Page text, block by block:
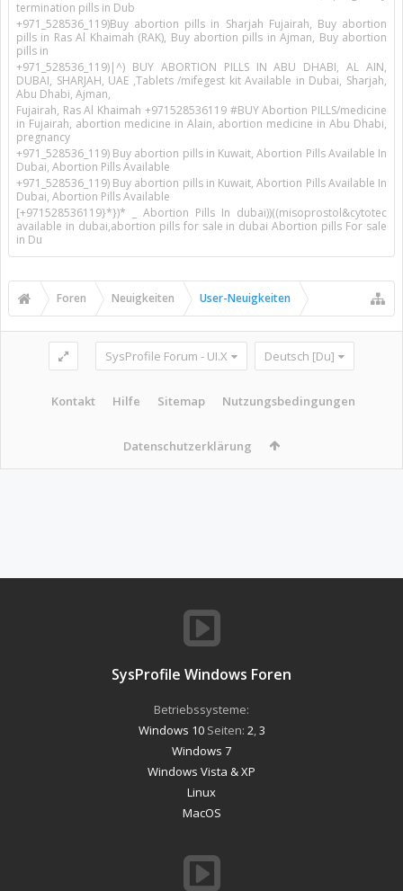
termination pills in Dub
+971_528536_119)Buy abortion pills in Sharjah Fujairah, Buy abortion
pills in Ras Al Khaimah (RAK), Buy abortion pills in Ajman, Buy abortion
pills in
+971_528536_119)|^) BUY ABORTION PILLS IN ABU DHABI, AL AIN,
DUBAI, SHARJAH, UAE ,Tablets /mifegest kit Available in Dubai, Sharjah,
Abu Dhabi, Ajman,
Fujairah, Ras Al Khaimah +971528536119 #BUY Abortion PILLS/medicine
in Fujairah, abortion medicine in Alain, abortion medicine in Abu Dhabi,
pregnancy
+971_528536_119) Buy abortion pills in Kuwait, Abortion Pills Available In
Dubai, Abortion Pills Available
+971_528536_119) Buy abortion pills in Kuwait, Abortion Pills Available In
Dubai, Abortion Pills Available
[+971528536119}*})* _ Abortion Pills In dubai))((misoprostol&cytotec
available in dubai,abortion pills for sale in dubai Abortion pills For sale
in Du
Foren Neuigkeiten User-Neuigkeiten
SysProfile Forum - UI.X Deutsch [Du]
Kontakt Hilfe Sitemap Nutzungsbedingungen
Datenschutzerklärung
SysProfile Windows Foren
Betriebssysteme:
Windows 10Seiten: 2 3
Windows 7
Windows Vista & XP
Linux
MacOS